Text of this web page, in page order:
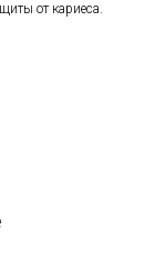
от кариеса.